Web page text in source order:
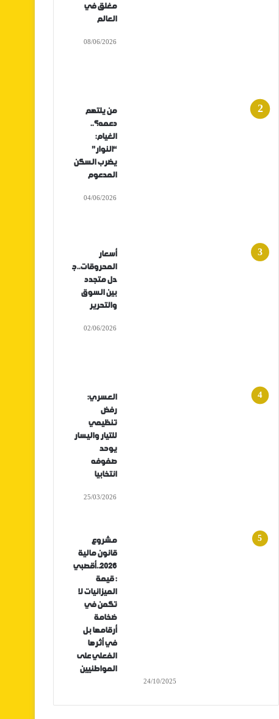
مغلق في
العالم
08/06/2026
من يلتهم
دعمه؟..
الغيام:
“النوار”
يضرب السكن
المدعوم
04/06/2026
أسعار
المحروقات..ج
دل متجدد
بين السوق
والتحرير
02/06/2026
العسري:
رفض
تنظيمي
للتيار واليسار
يوحد
صفوفه
انتخابيا
25/03/2026
مشروع
قانون مالية
2026..أقصبي
: قيمة
الميزانيات لا
تكمن في
ضخامة
أرقامها بل
في أثرها
الفعلي على
المواطنيين
24/10/2025